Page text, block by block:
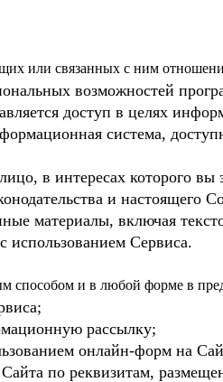
возможностей
доступ в целях
система,
в интересах которого
и настоящего
материалы, включая
использованием Сервиса.
рассылку;
онлайн-форм на
по реквизитам,